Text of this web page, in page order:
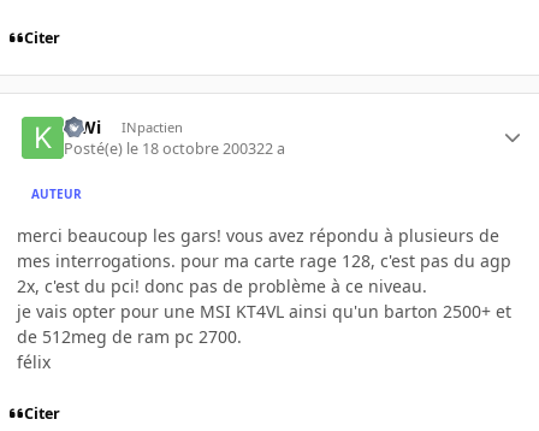
Citer
KiWi INpactien
Posté(e) le 18 octobre 200322 a
AUTEUR
merci beaucoup les gars! vous avez répondu à plusieurs de
mes interrogations. pour ma carte rage 128, c'est pas du agp
2x, c'est du pci! donc pas de problème à ce niveau.
je vais opter pour une MSI KT4VL ainsi qu'un barton 2500+ et
de 512meg de ram pc 2700.
félix
Citer